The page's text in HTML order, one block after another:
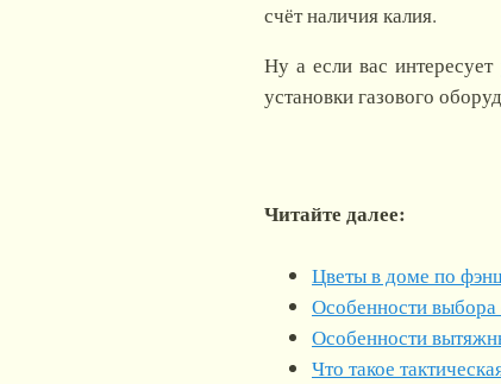
счёт наличия калия.
Ну а если вас интересует
установки газового
Читайте далее:
Цветы в доме по
Особенности выбора
Особенности
Что такое